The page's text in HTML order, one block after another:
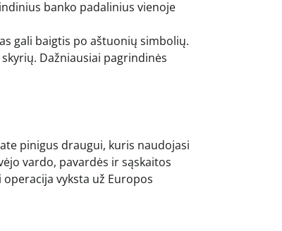
banko padalinius vienoje
gali baigtis po aštuonių simbolių.
Dažniausiai pagrindinės
pinigus draugui, kuris naudojasi
vardo, pavardės ir sąskaitos
vyksta už Europos